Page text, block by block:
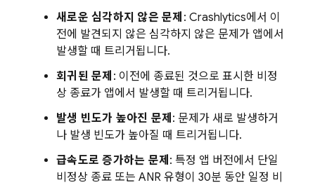
새로운 심각하지 않은 문제 : Crashlytics에서 이
전에 발견되지 않은 심각하지 않은 문제가 앱에서
발생할 때 트리거됩니다.
회귀된 문제 : 이전에 종료된 것으로 표시한 비정
상 종료가 앱에서 발생할 때 트리거됩니다.
발생 빈도가 높아진 문제 : 문제가 새로 발생하거
나 발생 빈도가 높아질 때 트리거됩니다.
급속도로 증가하는 문제 : 특정 앱 버전에서 단일
비정상 종료 또는 ANR 유형이 30분 동안 일정 비